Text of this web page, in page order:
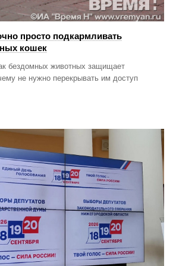
просто подкармливать
кошек
бездомных животных защищает
не нужно перекрывать им доступ